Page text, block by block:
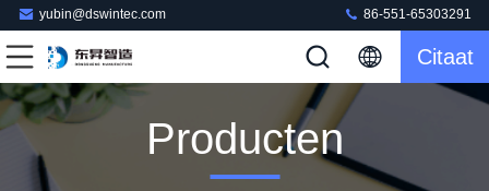
yubin@dswintec.com 86-551-65303291
Citaat
Producten